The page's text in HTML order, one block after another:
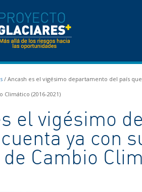
/ Ancash es el vigésimo departamento del país
Climático (2016-2021)
el vigésimo
ya con
Cambio